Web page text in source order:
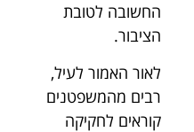
החשובה לטובת
הציבור.
לאור האמור לעיל,
רבים מהמשפטנים
קוראים לחקיקה